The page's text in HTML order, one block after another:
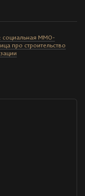
социальная MMO-
про строительство